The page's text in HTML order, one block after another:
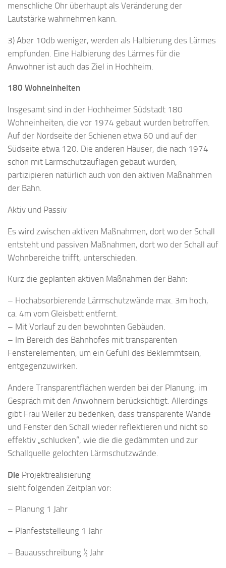
menschliche Ohr überhaupt als Veränderung der
Lautstärke wahrnehmen kann.
3) Aber 10db weniger, werden als Halbierung des Lärmes
empfunden. Eine Halbierung des Lärmes für die
Anwohner ist auch das Ziel in Hochheim.
180 Wohneinheiten
Insgesamt sind in der Hochheimer Südstadt 180
Wohneinheiten, die vor 1974 gebaut wurden betroffen.
Auf der Nordseite der Schienen etwa 60 und auf der
Südseite etwa 120. Die anderen Häuser, die nach 1974
schon mit Lärmschutzauflagen gebaut wurden,
partizipieren natürlich auch von den aktiven Maßnahmen
der Bahn.
Aktiv und Passiv
Es wird zwischen aktiven Maßnahmen, dort wo der Schall
entsteht und passiven Maßnahmen, dort wo der Schall auf
Wohnbereiche trifft, unterschieden.
Kurz die geplanten aktiven Maßnahmen der Bahn:
– Hochabsorbierende Lärmschutzwände max. 3m hoch,
ca. 4m vom Gleisbett entfernt.
– Mit Vorlauf zu den bewohnten Gebäuden.
– Im Bereich des Bahnhofes mit transparenten
Fensterelementen, um ein Gefühl des Beklemmtsein,
entgegenzuwirken.
Andere Transparentflächen werden bei der Planung, im
Gespräch mit den Anwohnern berücksichtigt. Allerdings
gibt Frau Weiler zu bedenken, dass transparente Wände
und Fenster den Schall wieder reflektieren und nicht so
effektiv „schlucken“, wie die die gedämmten und zur
Schallquelle gelochten Lärmschutzwände.
Die Projektrealisierung
sieht folgenden Zeitplan vor:
– Planung 1 Jahr
– Planfeststelleung 1 Jahr
– Bauausschreibung ½ Jahr